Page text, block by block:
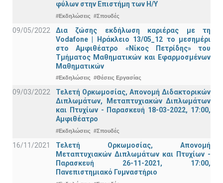
φύλων στην Επιστήμη των Η/Υ
#Εκδηλώσεις #Σπουδές
09/05/2022
Δια ζώσης εκδήλωση καριέρας με τη
Vodafone | Ηράκλειο 13/05_12 το μεσημέρι
στο Αμφιθέατρο «Νίκος Πετρίδης» του
Τμήματος Μαθηματικών και Εφαρμοσμένων
Μαθηματικών
#Εκδηλώσεις #Θέσεις Εργασίας
09/03/2022
Τελετή Ορκωμοσίας, Απονομή Διδακτορικών
Διπλωμάτων, Μεταπτυχιακών Διπλωμάτων
και Πτυχίων - Παρασκευή 18-03-2022, 17:00,
Αμφιθέατρο
#Εκδηλώσεις #Σπουδές
16/11/2021
Τελετή Ορκωμοσίας, Απονομή
Μεταπτυχιακών Διπλωμάτων και Πτυχίων -
Παρασκευή 26-11-2021, 17:00,
Πανεπιστημιακό Γυμναστήριο